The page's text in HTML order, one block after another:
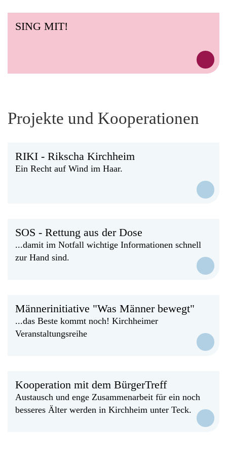
SING MIT!
Projekte und Kooperationen
RIKI - Rikscha Kirchheim
Ein Recht auf Wind im Haar.
SOS - Rettung aus der Dose
...damit im Notfall wichtige Informationen schnell
zur Hand sind.
Männerinitiative "Was Männer bewegt"
...das Beste kommt noch! Kirchheimer
Veranstaltungsreihe
Kooperation mit dem BürgerTreff
Austausch und enge Zusammenarbeit für ein noch
besseres Älter werden in Kirchheim unter Teck.